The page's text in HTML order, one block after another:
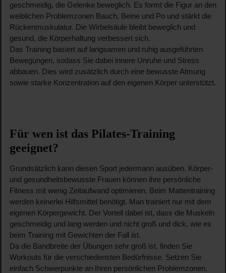
geschmeidig, die Gelenke beweglich. Es formt die Figur an den
weiblichen Problemzonen Bauch, Beine und Po und stärkt die
Rückenmuskulatur. Die Wirbelsäule bleibt beweglich und
gesund, die Körperhaltung verbessert sich.
Das Training basiert auf langsamen und ruhig ausgeführten
Bewegungen, sodass Sie dabei innere Unruhe und Stress
abbauen. Dies wird zusätzlich durch eine bewusste Atmung
sowie starke Konzentration auf den eigenen Körper unterstützt.
Für wen ist das Pilates-Training
geeignet?
Grundsätzlich kann diesen Sport jedermann ausüben. Körper-
und gesundheitsbewusste Frauen können ihre persönliche
Fitness mit wenig Zeitaufwand optimieren. Beim Mattentraining
werden keinerlei Hilfsmittel benötigt. Man trainiert nur mit dem
eigenen Körpergewicht. Der Vorteil dabei ist, dass die Muskeln
geschmeidig und lang werden und nicht groß und dick, wie es
beim Training mit Gewichten der Fall ist.
Da die Bandbreite der Übungen sehr groß ist, finden Sie
Workouts für die verschiedensten Bedürfnisse. Setzen Sie
einfach Schwerpunkte an Ihren persönlichen Problemzonen.